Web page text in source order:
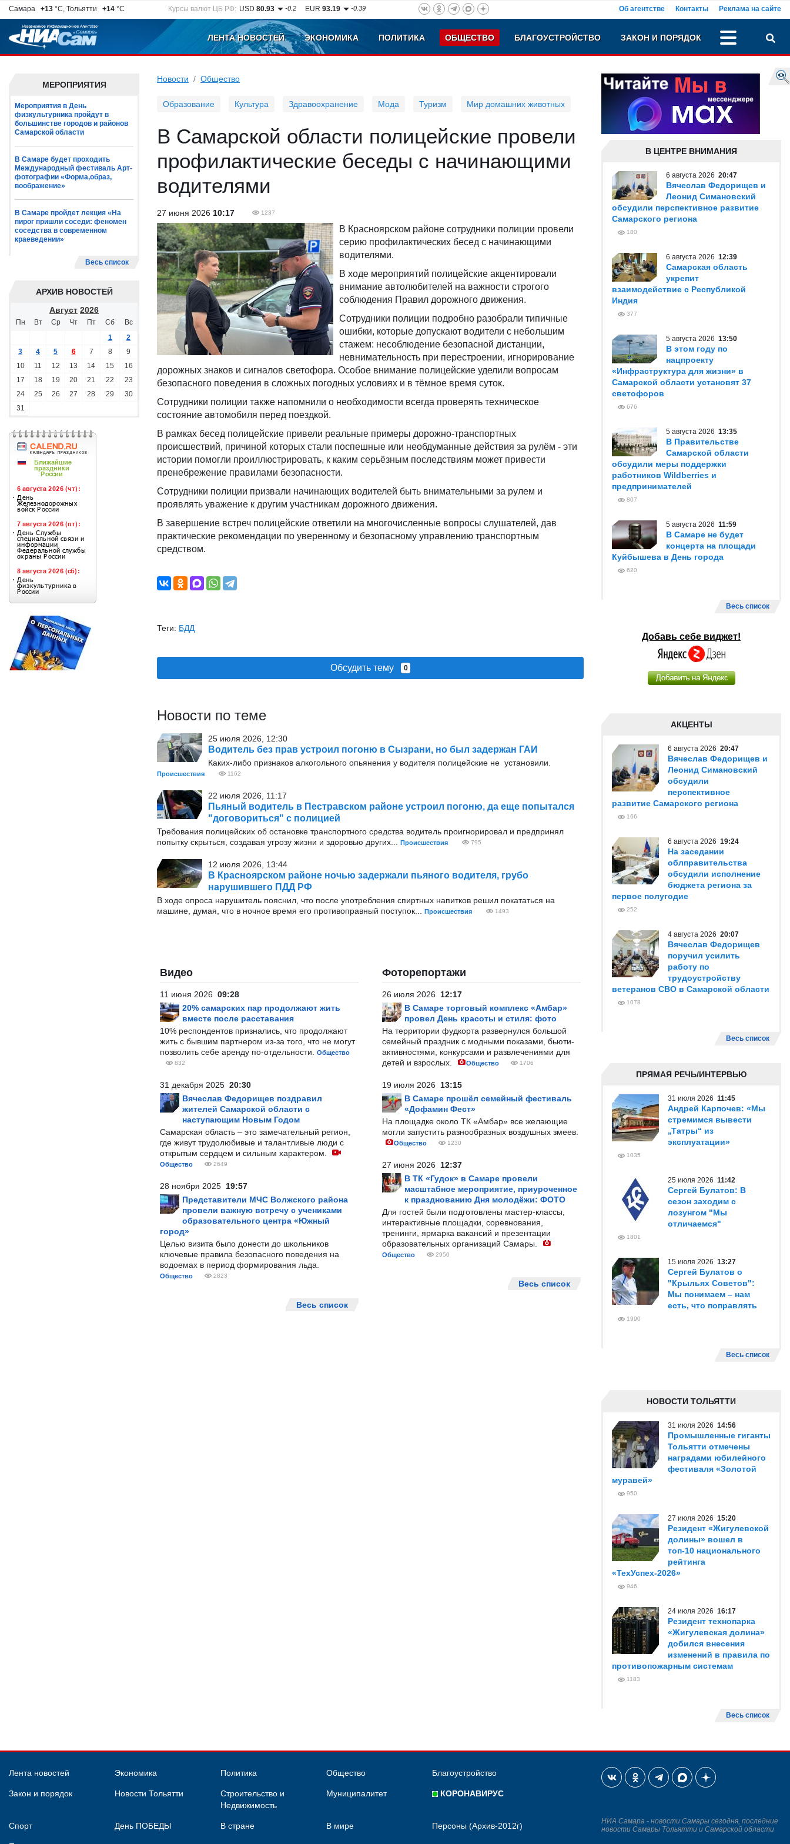
Самара +13 °C, Тольятти +14 °C Курсы валют ЦБ РФ: USD80.93 -0.2 EUR93.19 -0.39 Об агентстве Контакты Реклама на сайте
ЛЕНТА НОВОСТЕЙ ЭКОНОМИКА ПОЛИТИКА ОБЩЕСТВО БЛАГОУСТРОЙСТВО ЗАКОН И ПОРЯДОК
МЕРОПРИЯТИЯ
Мероприятия в День
физкультурника пройдут в
большинстве городов и районов
Самарской области
В Самаре будет проходить
Международный фестиваль Арт-
фотографии «Форма,образ,
воображение»
В Самаре пройдет лекция «На
пирог пришли соседи: феномен
соседства в современном
краеведении»
Весь список
АРХИВ НОВОСТЕЙ
Август 2026
Пн Вт Ср Чт Пт Сб
Вс
1
2
3
4 5 6 7 8
9
10
11 12 13 14 15
16
17
18 19 20 21 22
23
24
25 26 27 28 29
30
31
Новости Общество
Образование Культура Здравоохранение Мода Туризм Мир домашних животных
В Самарской области полицейские провели
профилактические беседы с начинающими
водителями
27 июня 2026 10:17 1237
В Красноярском районе сотрудники полиции провели
серию профилактических бесед с начинающими
водителями.
В ходе мероприятий полицейские акцентировали
внимание автолюбителей на важности строгого
соблюдения Правил дорожного движения.
Сотрудники полиции подробно разобрали типичные
ошибки, которые допускают водители с небольшим
стажем: несоблюдение безопасной дистанции,
невнимательность при перестроении, игнорирование
дорожных знаков и сигналов светофора. Особое внимание полицейские уделили вопросам
безопасного поведения в сложных погодных условиях и в тёмное время суток.
Сотрудники полиции также напомнили о необходимости всегда проверять техническое
состояние автомобиля перед поездкой.
В рамках бесед полицейские привели реальные примеры дорожно‑транспортных
происшествий, причиной которых стали поспешные или необдуманные действия за рулём - эти
истории помогли проиллюстрировать, к каким серьёзным последствиям может привести
пренебрежение правилами безопасности.
Сотрудники полиции призвали начинающих водителей быть внимательными за рулем и
проявлять уважение к другим участникам дорожного движения.
В завершение встреч полицейские ответили на многочисленные вопросы слушателей, дав
практические рекомендации по уверенному и безопасному управлению транспортным
средством.
Теги: БДД
Обсудить тему 0
Новости по теме
25 июля 2026, 12:30
Водитель без прав устроил погоню в Сызрани, но был задержан ГАИ
Каких-либо признаков алкогольного опьянения у водителя полицейские не установили.
Происшествия 1162
22 июля 2026, 11:17
Пьяный водитель в Пестравском районе устроил погоню, да еще попытался
"договориться" с полицией
Требования полицейских об остановке транспортного средства водитель проигнорировал и предпринял
попытку скрыться, создавая угрозу жизни и здоровью других...
Происшествия 795
12 июля 2026, 13:44
В Красноярском районе ночью задержали пьяного водителя, грубо
нарушившего ПДД РФ
В ходе опроса нарушитель пояснил, что после употребления спиртных напитков решил покататься на
машине, думая, что в ночное время его противоправный поступок...
Происшествия 1493
Видео
11 июня 2026 09:28
20% самарских пар продолжают жить
вместе после расставания
10% респондентов признались, что продолжают
жить с бывшим партнером из-за того, что не могут
позволить себе аренду по-отдельности.
Общество
832
31 декабря 2025 20:30
Вячеслав Федорищев поздравил
жителей Самарской области с
наступающим Новым Годом
Самарская область – это замечательный регион,
где живут трудолюбивые и талантливые люди с
открытым сердцем и сильным характером.
Общество 2649
28 ноября 2025 19:57
Представители МЧС Волжского района
провели важную встречу с учениками
образовательного центра «Южный
город»
Целью визита было донести до школьников
ключевые правила безопасного поведения на
водоемах в период формирования льда.
Общество 2823
Весь список
Фоторепортажи
26 июля 2026 12:17
В Самаре торговый комплекс «Амбар»
провел День красоты и стиля: фото
На территории фудкорта развернулся большой
семейный праздник с модными показами, бьюти-
активностями, конкурсами и развлечениями для
детей и взрослых.
Общество 1706
19 июля 2026 13:15
В Самаре прошёл семейный фестиваль
«Дофамин Фест»
На площадке около ТК «Амбар» все желающие
могли запустить разнообразных воздушных змеев.
Общество 1230
27 июня 2026 12:37
В ТК «Гудок» в Самаре провели
масштабное мероприятие, приуроченное
к празднованию Дня молодёжи: ФОТО
Для гостей были подготовлены мастер-классы,
интерактивные площадки, соревнования,
тренинги, ярмарка вакансий и презентации
образовательных организаций Самары.
Общество 2950
Весь список
В ЦЕНТРЕ ВНИМАНИЯ
6 августа 2026 20:47
Вячеслав Федорищев и
Леонид Симановский
обсудили перспективное развитие
Самарского региона
180
6 августа 2026 12:39
Самарская область
укрепит
взаимодействие с Республикой
Индия
377
5 августа 2026 13:50
В этом году по
нацпроекту
«Инфраструктура для жизни» в
Самарской области установят 37
светофоров
676
5 августа 2026 13:35
В Правительстве
Самарской области
обсудили меры поддержки
работников Wildberries и
предпринимателей
807
5 августа 2026 11:59
В Самаре не будет
концерта на площади
Куйбышева в День города
620
Весь список
Добавь себе виджет!
АКЦЕНТЫ
6 августа 2026 20:47
Вячеслав Федорищев и
Леонид Симановский
обсудили
перспективное
развитие Самарского региона
166
6 августа 2026 19:24
На заседании
облправительства
обсудили исполнение
бюджета региона за
первое полугодие
252
4 августа 2026 20:07
Вячеслав Федорищев
поручил усилить
работу по
трудоустройству
ветеранов СВО в Самарской области
1078
Весь список
ПРЯМАЯ РЕЧЬ/ИНТЕРВЬЮ
31 июля 2026 11:45
Андрей Карпочев: «Мы
стремимся вывести
„Татры“ из
эксплуатации»
1035
25 июля 2026 11:42
Сергей Булатов: В
сезон заходим с
лозунгом "Мы
отличаемся"
1801
15 июля 2026 13:27
Сергей Булатов о
"Крыльях Советов":
Мы понимаем – нам
есть, что поправлять
1990
Весь список
НОВОСТИ ТОЛЬЯТТИ
31 июля 2026 14:56
Промышленные гиганты
Тольятти отмечены
наградами юбилейного
фестиваля «Золотой
муравей»
950
27 июля 2026 15:20
Резидент «Жигулевской
долины» вошел в
топ-10 национального
рейтинга
«ТехУспех-2026»
946
24 июля 2026 16:17
Резидент технопарка
«Жигулевская долина»
добился внесения
изменений в правила по
противопожарным системам
1183
Весь список
Лента новостей Экономика Политика Общество Благоустройство
Закон и порядок Новости Тольятти
Строительство и
Недвижимость
Муниципалитет КОРОНАВИРУС
Спорт День ПОБЕДЫ В стране В мире Персоны (Архив-2012г)
НИА Самара - новости Самары сегодня, последние
новости Самары Тольятти и Самарской области